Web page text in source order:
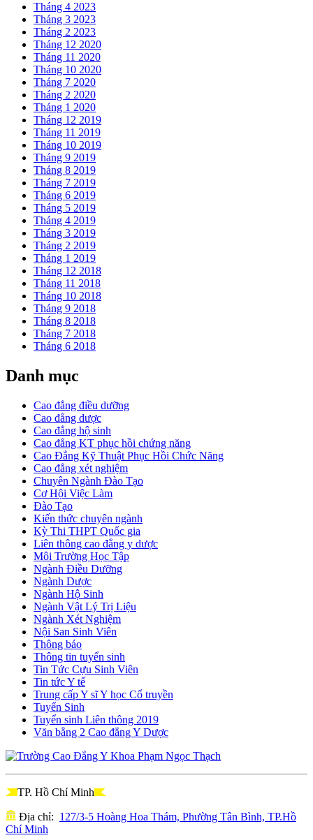
Tháng 4 2023
Tháng 3 2023
Tháng 2 2023
Tháng 12 2020
Tháng 11 2020
Tháng 10 2020
Tháng 7 2020
Tháng 2 2020
Tháng 1 2020
Tháng 12 2019
Tháng 11 2019
Tháng 10 2019
Tháng 9 2019
Tháng 8 2019
Tháng 7 2019
Tháng 6 2019
Tháng 5 2019
Tháng 4 2019
Tháng 3 2019
Tháng 2 2019
Tháng 1 2019
Tháng 12 2018
Tháng 11 2018
Tháng 10 2018
Tháng 9 2018
Tháng 8 2018
Tháng 7 2018
Tháng 6 2018
Danh mục
Cao đẳng điều dưỡng
Cao đẳng dược
Cao đẳng hộ sinh
Cao đẳng KT phục hồi chứng năng
Cao Đẳng Kỹ Thuật Phục Hồi Chức Năng
Cao đẳng xét nghiệm
Chuyên Ngành Đào Tạo
Cơ Hội Việc Làm
Đào Tạo
Kiến thức chuyên ngành
Kỳ Thi THPT Quốc gia
Liên thông cao đẳng y dược
Môi Trường Học Tập
Ngành Điều Dưỡng
Ngành Dược
Ngành Hộ Sinh
Ngành Vật Lý Trị Liệu
Ngành Xét Nghiệm
Nội San Sinh Viên
Thông báo
Thông tin tuyển sinh
Tin Tức Cựu Sinh Viên
Tin tức Y tế
Trung cấp Y sĩ Y học Cổ truyền
Tuyển Sinh
Tuyển sinh Liên thông 2019
Văn bằng 2 Cao đẳng Y Dược
TP. Hồ Chí Minh
Địa chỉ: 127/3-5 Hoàng Hoa Thám, Phường Tân Bình, TP.Hồ
Chí Minh